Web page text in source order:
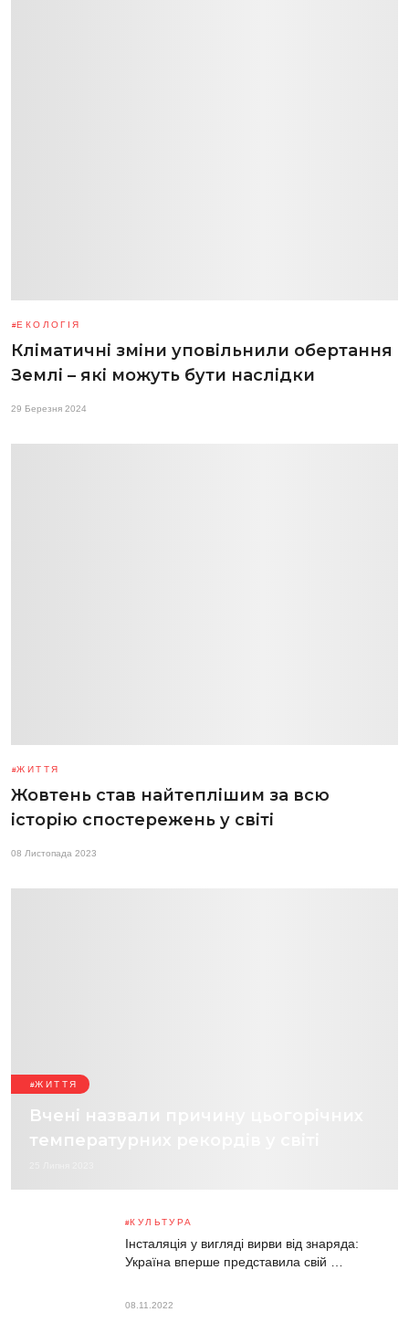
ЕКОЛОГІЯ
Кліматичні зміни уповільнили обертання
Землі – які можуть бути наслідки
29 Березня 2024
ЖИТТЯ
Жовтень став найтеплішим за всю
історію спостережень у світі
08 Листопада 2023
ЖИТТЯ
Вчені назвали причину цьогорічних
температурних рекордів у світі
КУЛЬТУРА
Інсталяція у вигляді вирви від знаряда:
Україна вперше представила свій …
08.11.2022